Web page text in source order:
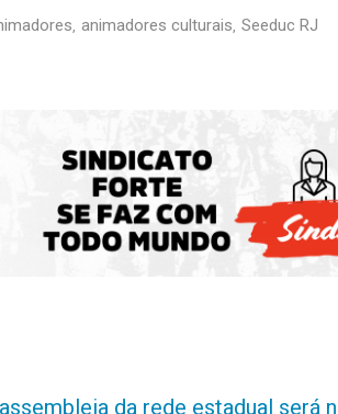
, animadores culturais, Seeduc RJ
da rede estadual será